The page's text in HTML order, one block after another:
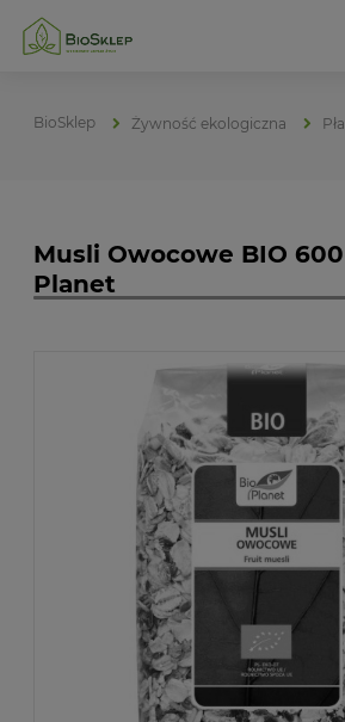
Żywność ekologiczna
Musli Owocowe BIO
Planet